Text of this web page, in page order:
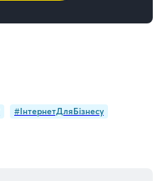
#ІнтернетДляБізнесу